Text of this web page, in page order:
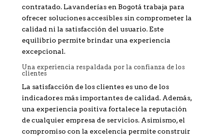
contratado. Lavanderías en Bogotá trabaja para
ofrecer soluciones accesibles sin comprometer la
calidad ni la satisfacción del usuario. Este
equilibrio permite brindar una experiencia
excepcional.
Una experiencia respaldada por la confianza de los
clientes
La satisfacción de los clientes es uno de los
indicadores más importantes de calidad. Además,
una experiencia positiva fortalece la reputación
de cualquier empresa de servicios. Asimismo, el
compromiso con la excelencia permite construir